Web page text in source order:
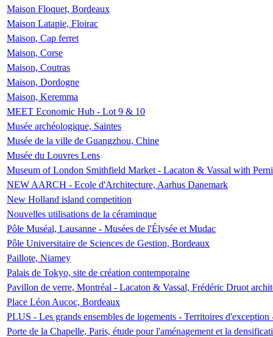
Maison Floquet, Bordeaux
Maison Latapie, Floirac
Maison, Cap ferret
Maison, Corse
Maison, Coutras
Maison, Dordogne
Maison, Keremma
MEET Economic Hub - Lot 9 & 10
Musée archéologique, Saintes
Musée de la ville de Guangzhou, Chine
Musée du Louvres Lens
Museum of London Smithfield Market - Lacaton & Vassal with
NEW AARCH - Ecole d'Architecture, Aarhus Danemark
New Holland island competition
Nouvelles utilisations de la céraminque
Pôle Muséal, Lausanne - Musées de l'Élysée et Mudac
Pôle Universitaire de Sciences de Gestion, Bordeaux
Paillote, Niamey
Palais de Tokyo, site de création contemporaine
Pavillon de verre, Montréal - Lacaton & Vassal, Frédéric Druot
Place Léon Aucoc, Bordeaux
PLUS - Les grands ensembles de logements - Territoires
Porte de la Chapelle, Paris, étude pour l'aménagement et la